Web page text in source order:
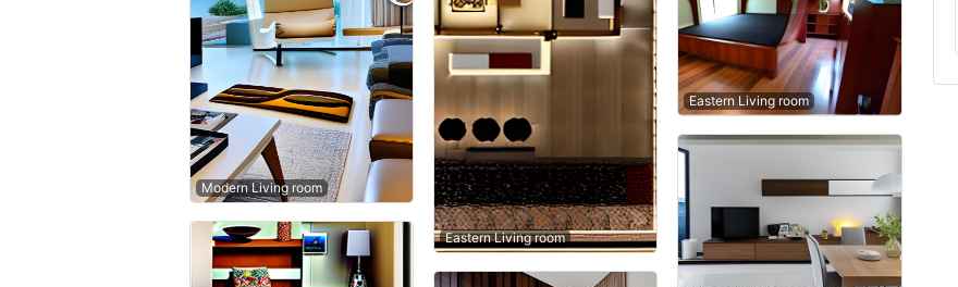
Modern Living room
Eastern Living room
Eastern Living room